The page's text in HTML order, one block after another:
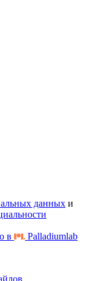
данных и
в
Palladiumlab